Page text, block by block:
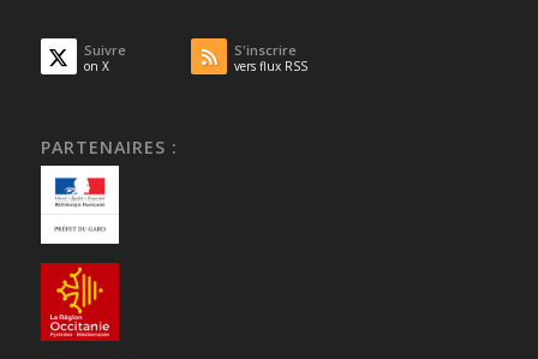
Suivre
on X
S'inscrire
vers flux RSS
PARTENAIRES :